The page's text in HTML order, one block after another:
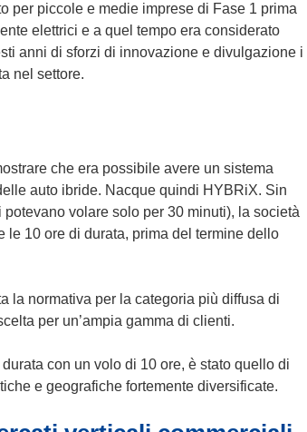
per piccole e medie imprese di Fase 1 prima
elettrici e a quel tempo era considerato
anni di sforzi di innovazione e divulgazione i
nel settore.
che era possibile avere un sistema
auto ibride. Nacque quindi HYBRiX. Sin
volare solo per 30 minuti), la società
le 10 ore di durata, prima del termine dello
la normativa per la categoria più diffusa di
per un’ampia gamma di clienti.
con un volo di 10 ore, è stato quello di
e geografiche fortemente diversificate.